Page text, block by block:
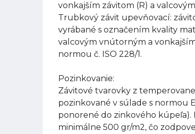
vonkajším závitom (R) a
Trubkový závit upevňovací:
vyrábané s označením kvality
valcovým vnútorným a
normou č. ISO 228/1.
Pozinkovanie:
Závitové tvarovky z
pozinkované v súlade s normou
ponorené do zinkového
minimálne 500 gr/m2, čo